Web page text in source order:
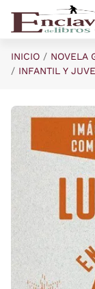
Saltar al
INICIO
NOVELA
INFANTIL Y